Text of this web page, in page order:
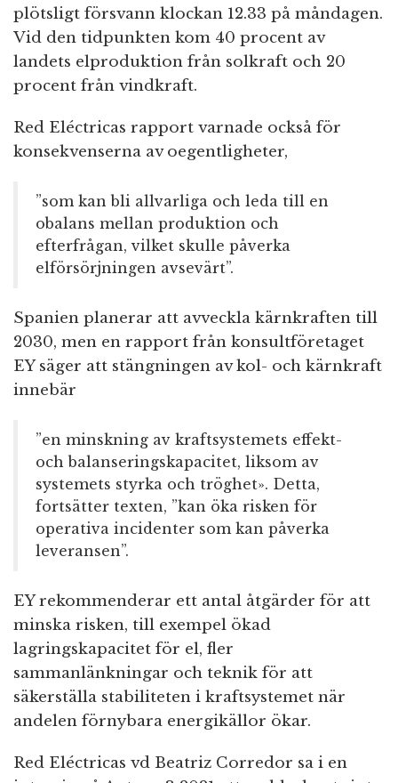
plötsligt försvann klockan 12.33 på måndagen.
Vid den tidpunkten kom 40 procent av
landets elproduktion från solkraft och 20
procent från vindkraft.
Red Eléctricas rapport varnade också för
konsekvenserna av oegentligheter,
”som kan bli allvarliga och leda till en
obalans mellan produktion och
efterfrågan, vilket skulle påverka
elförsörjningen avsevärt”.
Spanien planerar att avveckla kärnkraften till
2030, men en rapport från konsultföretaget
EY säger att stängningen av kol- och kärnkraft
innebär
”en minskning av kraftsystemets effekt-
och balanseringskapacitet, liksom av
systemets styrka och tröghet». Detta,
fortsätter texten, ”kan öka risken för
operativa incidenter som kan påverka
leveransen”.
EY rekommenderar ett antal åtgärder för att
minska risken, till exempel ökad
lagringskapacitet för el, fler
sammanlänkningar och teknik för att
säkerställa stabiliteten i kraftsystemet när
andelen förnybara energikällor ökar.
Red Eléctricas vd Beatriz Corredor sa i en